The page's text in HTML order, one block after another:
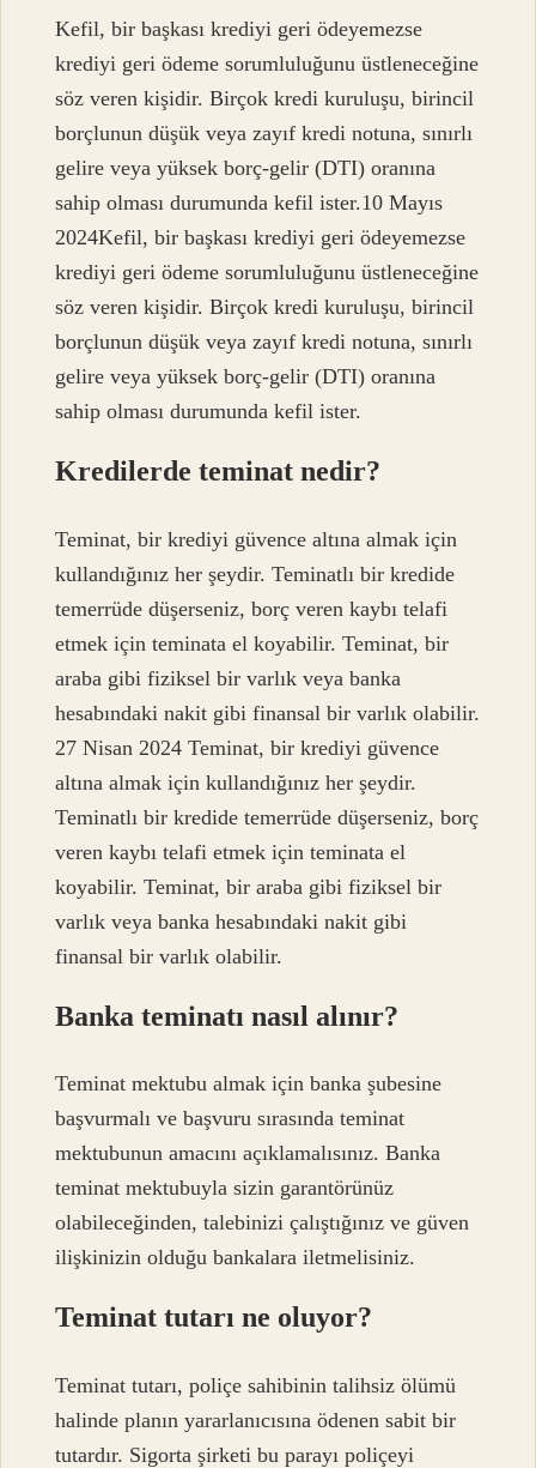
Kefil, bir başkası krediyi geri ödeyemezse
krediyi geri ödeme sorumluluğunu üstleneceğine
söz veren kişidir. Birçok kredi kuruluşu, birincil
borçlunun düşük veya zayıf kredi notuna, sınırlı
gelire veya yüksek borç-gelir (DTI) oranına
sahip olması durumunda kefil ister.10 Mayıs
2024Kefil, bir başkası krediyi geri ödeyemezse
krediyi geri ödeme sorumluluğunu üstleneceğine
söz veren kişidir. Birçok kredi kuruluşu, birincil
borçlunun düşük veya zayıf kredi notuna, sınırlı
gelire veya yüksek borç-gelir (DTI) oranına
sahip olması durumunda kefil ister.
Kredilerde teminat nedir?
Teminat, bir krediyi güvence altına almak için
kullandığınız her şeydir. Teminatlı bir kredide
temerrüde düşerseniz, borç veren kaybı telafi
etmek için teminata el koyabilir. Teminat, bir
araba gibi fiziksel bir varlık veya banka
hesabındaki nakit gibi finansal bir varlık olabilir.
27 Nisan 2024 Teminat, bir krediyi güvence
altına almak için kullandığınız her şeydir.
Teminatlı bir kredide temerrüde düşerseniz, borç
veren kaybı telafi etmek için teminata el
koyabilir. Teminat, bir araba gibi fiziksel bir
varlık veya banka hesabındaki nakit gibi
finansal bir varlık olabilir.
Banka teminatı nasıl alınır?
Teminat mektubu almak için banka şubesine
başvurmalı ve başvuru sırasında teminat
mektubunun amacını açıklamalısınız. Banka
teminat mektubuyla sizin garantörünüz
olabileceğinden, talebinizi çalıştığınız ve güven
ilişkinizin olduğu bankalara iletmelisiniz.
Teminat tutarı ne oluyor?
Teminat tutarı, poliçe sahibinin talihsiz ölümü
halinde planın yararlanıcısına ödenen sabit bir
tutardır. Sigorta şirketi bu parayı poliçeyi